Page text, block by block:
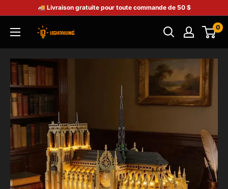
🚚 Livraison gratuite pour toute commande de 50 $
0